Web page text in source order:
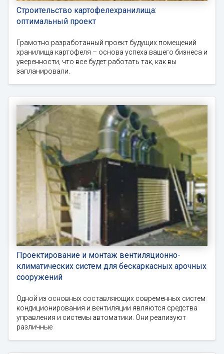
Строительство картофелехранилища:
оптимальный проект
Грамотно разработанный проект будущих помещений
хранилища картофеля – основа успеха вашего бизнеса и
уверенности, что все будет работать так, как вы
запланировали.
Проектирование и монтаж вентиляционно-
климатических систем для бескаркасных арочных
сооружений
Одной из основных составляющих современных систем
кондиционирования и вентиляции являются средства
управления и системы автоматики. Они реализуют
различные